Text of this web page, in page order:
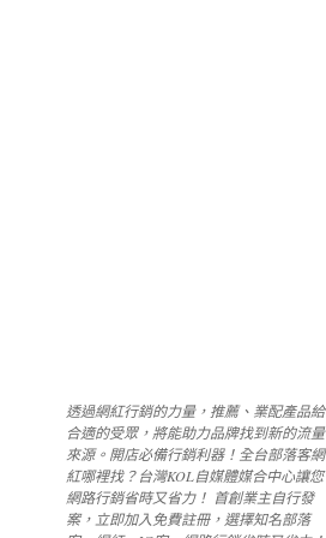
透過網紅行銷的力量，推薦、業配產品給
合適的受眾，將能助力品牌找到新的流量
來源。開店必備行銷利器！全台部落客網
紅哪裡找？台灣KOL自媒體媒合中心讓您
網路行銷省時又省力！ 首創業主自行發
案，立即加入免費註冊，選擇知名部落